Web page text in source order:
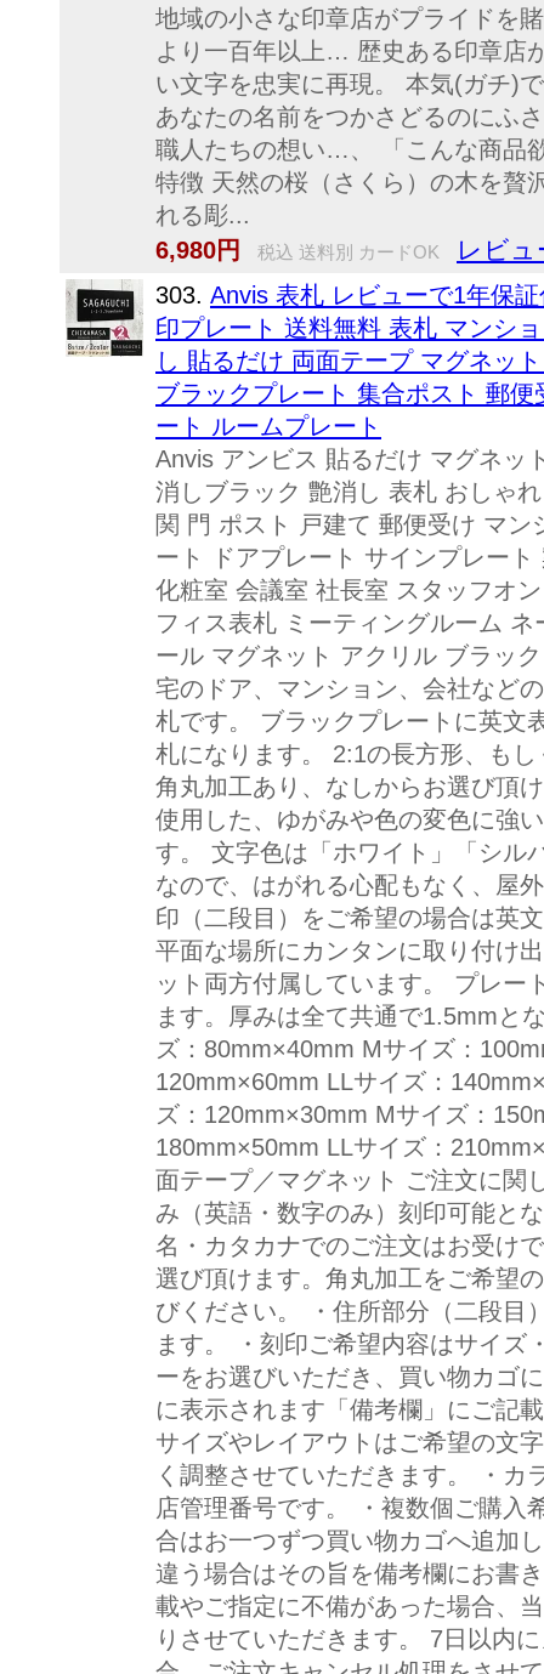
地域の小さな印章店がプライドを
より一百年以上… 歴史ある印章店
い文字を忠実に再現。 本気(ガチ)
あなたの名前をつかさどるのにふ
職人たちの想い…、 「こんな商品
特徴 天然の桜（さくら）の木を贅
れる彫...
6,980円
税込 送料別 カードOK レビュ
303. Anvis 表札 レビューで1年保
印プレート 送料無料 表札 マンシ
し 貼るだけ 両面テープ マグネッ
ブラックプレート 集合ポスト 郵
ート ルームプレート
Anvis アンビス 貼るだけ マグネッ
消しブラック 艶消し 表札 おしゃ
関 門 ポスト 戸建て 郵便受け マ
ート ドアプレート サインプレー
化粧室 会議室 社長室 スタッフオ
フィス表札 ミーティングルーム
ール マグネット アクリル ブラッ
宅のドア、マンション、会社など
札です。 ブラックプレートに英文
札になります。 2:1の長方形、も
角丸加工あり、なしからお選び頂
使用した、ゆがみや色の変色に強
す。 文字色は「ホワイト」「シル
なので、はがれる心配もなく、屋
印（二段目）をご希望の場合は英
平面な場所にカンタンに取り付け
ット両方付属しています。 プレー
ます。厚みは全て共通で1.5mmと
ズ：80mm×40mm Mサイズ：
120mm×60mm LLサイズ：
ズ：120mm×30mm Mサイズ：
180mm×50mm LLサイズ：
面テープ／マグネット ご注文に関
み（英語・数字のみ）刻印可能と
名・カタカナでのご注文はお受け
選び頂けます。角丸加工をご希望
びください。 ・住所部分（二段目
ます。 ・刻印ご希望内容はサイズ
ーをお選びいただき、買い物カゴ
に表示されます「備考欄」にご記
サイズやレイアウトはご希望の文
く調整させていただきます。 ・カ
店管理番号です。 ・複数個ご購入
合はお一つずつ買い物カゴへ追加
違う場合はその旨を備考欄にお書
載やご指定に不備があった場合、
りさせていただきます。 7日以内